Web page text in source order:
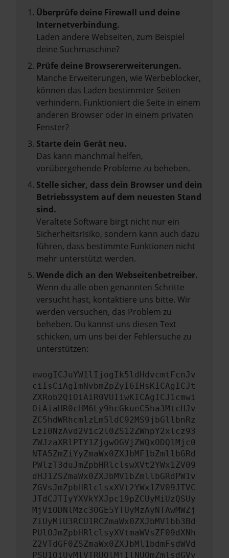
Überprüfe deine Firewall und deine
Internetverbindung.
Laden andere Webseiten, zum Beispiel
deine Suchmaschine?
Prüfe deine Browsererweiterungen.
Manche Erweiterungen, wie Werbeblocker,
können das Laden bestimmter Seiten
verhindern. Funktioniert die Seite in einem
anderen Browser oder in einem privaten
Fenster?
Starte dein Gerät neu.
Das kann manchmal helfen,
vorübergehende Probleme zu beheben.
Stelle sicher, dass dein Browser und dein
Betriebssystem auf dem neuesten Stand
sind.
Veraltete Software birgt nicht nur ein
Sicherheitsrisiko, sondern kann auch dazu
führen, dass bestimmte Funktionen nicht
mehr unterstützt werden.
Wende dich an den Webseitenbetreiber.
Wenn du alle oben genannten Schritte
versucht hast, kontaktiere uns bitte. Wir
werden versuchen, das Problem zu
beheben. Du kannst uns diesen Text
schicken, um uns bei der Fehlersuche zu
unterstützen:
ewogICJuYW1lIjogIk5ldHdvcmtFcnJv
ciIsCiAgImNvbmZpZyI6IHsKICAgICJt
ZXRob2QiOiAiR0VUIiwKICAgICJ1cmwi
OiAiaHR0cHM6Ly9hcGkueC5ha3MtcHJv
ZC5hdWRhcmlzLm5ldC92MS9jbGllbnRz
LzI0NzAvd2Vic2l0ZS12ZWhpY2xlcz93
ZWJzaXRlPTY1ZjgwOGVjZWQxODQ1Mjc0
NTA5ZmZiYyZmaWx0ZXJbMF1bZmllbGRd
PWlzT3duJmZpbHRlclswXVt2YWx1ZV09
dHJ1ZSZmaWx0ZXJbMV1bZmllbGRdPW1v
ZGVsJmZpbHRlclsxXVt2YWx1ZV09JTVC
JTdCJTIyYXVkYXJpc19pZCUyMiUzQSUy
MjViODNlMzc3OGE5YTUyMzAyNTAwMWZj
ZiUyMiU3RCU1RCZmaWx0ZXJbMV1bb3Bd
PUlOJmZpbHRlclsyXVtmaWVsZF09dXNh
Z2VTdGF0ZSZmaWx0ZXJbMl1bdmFsdWVd
PSU1QiUyMlVTRUQlMjIlNUQmZmlsdGVy